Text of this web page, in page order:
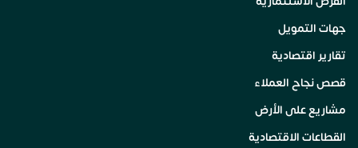
جهات التمويل
تقارير اقتصادية
قصص نجاح العملاء
مشاريع على الأرض
القطاعات الاقتصادية